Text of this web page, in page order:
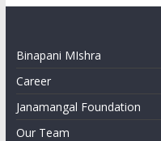
Binapani MIshra
Career
Janamangal Foundation
Our Team